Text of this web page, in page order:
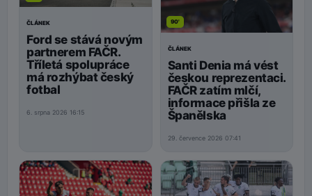
ČLÁNEK
Ford se stává novým
partnerem FAČR.
Tříletá spolupráce
má rozhýbat český
fotbal
6. srpna 2026 16:15
90'
ČLÁNEK
Santi Denia má vést
českou reprezentaci.
FAČR zatím mlčí,
informace přišla ze
Španělska
29. července 2026 07:41